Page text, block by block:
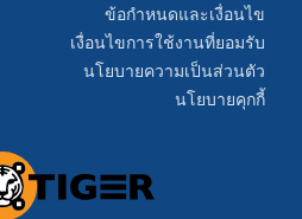
ข้อกำหนดและเงื่อนไข
เงื่อนไขการใช้งานที่ยอมรับ
นโยบายความเป็นส่วนตัว
นโยบายคุกกี้